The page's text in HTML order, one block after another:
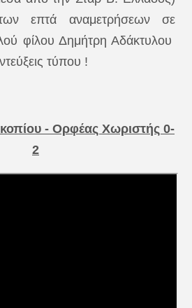
επτά αναμετρήσεων σε
φίλου Δημήτρη Αδάκτυλου
τύπου !
- Ορφέας Χωριστής 0-
2